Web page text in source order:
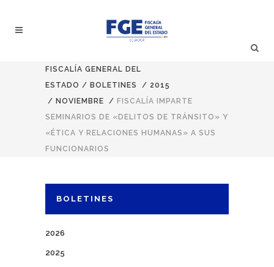
FISCALÍA GENERAL DEL
ESTADO / BOLETINES / 2015
/ NOVIEMBRE / FISCALÍA IMPARTE
SEMINARIOS DE «DELITOS DE TRÁNSITO» Y
«ÉTICA Y RELACIONES HUMANAS» A SUS
FUNCIONARIOS
BOLETINES
2026
2025